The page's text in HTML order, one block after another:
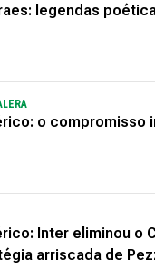
legendas
o compromisso
Inter eliminou o
arriscada de